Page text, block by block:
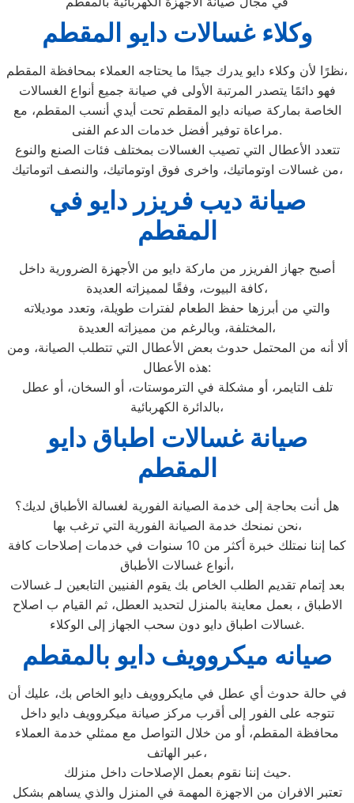
وكلاء غسالات دايو المقطم
نظرًا لأن وكلاء دايو يدرك جيدًا ما يحتاجه العملاء بمحافظة المقطم،
فهو دائمًا يتصدر المرتبة الأولى في صيانة جميع أنواع الغسالات
الخاصة بماركة صيانه دايو المقطم تحت أيدي أنسب المقطم، مع
مراعاة توفير أفضل خدمات الدعم الفنى.
تتعدد الأعطال التي تصيب الغسالات بمختلف فئات الصنع والنوع
من غسالات اوتوماتيك، واخرى فوق اوتوماتيك، والنصف اتوماتيك،
صيانة ديب فريزر دايو في
المقطم
أصبح جهاز الفريزر من ماركة دايو من الأجهزة الضرورية داخل
كافة البيوت، وفقًا لمميزاته العديدة،
والتي من أبرزها حفظ الطعام لفترات طويلة، وتعدد موديلاته
المختلفة، وبالرغم من مميزاته العديدة،
ألا أنه من المحتمل حدوث بعض الأعطال التي تتطلب الصيانة، ومن
هذه الأعطال:
تلف التايمر، أو مشكلة في الترموستات، أو السخان، أو عطل
بالدائرة الكهربائية،
صيانة غسالات اطباق دايو
المقطم
هل أنت بحاجة إلى خدمة الصيانة الفورية لغسالة الأطباق لديك؟
نحن نمنحك خدمة الصيانة الفورية التي ترغب بها،
كما إننا نمتلك خبرة أكثر من 10 سنوات في خدمات إصلاحات كافة
أنواع غسالات الأطباق،
بعد إتمام تقديم الطلب الخاص بك يقوم الفنيين التابعين لـ غسالات
الاطباق ، بعمل معاينة بالمنزل لتحديد العطل، ثم القيام ب اصلاح
غسالات اطباق دايو دون سحب الجهاز إلى الوكلاء.
صيانه ميكروويف دايو بالمقطم
في حالة حدوث أي عطل في مايكروويف دايو الخاص بك، عليك أن
تتوجه على الفور إلى أقرب مركز صيانة ميكروويف دايو داخل
محافظة المقطم، أو من خلال التواصل مع ممثلي خدمة العملاء
عبر الهاتف،
حيث إننا نقوم بعمل الإصلاحات داخل منزلك.
تعتبر الافران من الاجهزة المهمة في المنزل والذي يساهم بشكل